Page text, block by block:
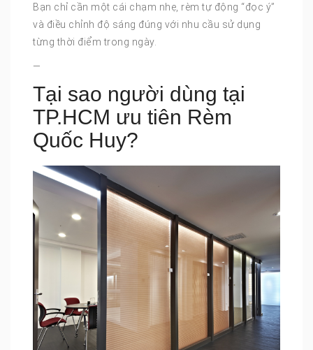
Bạn chỉ cần một cái chạm nhẹ, rèm tự động “đọc ý”
và điều chỉnh độ sáng đúng với nhu cầu sử dụng
từng thời điểm trong ngày.
—
Tại sao người dùng tại
TP.HCM ưu tiên Rèm
Quốc Huy?